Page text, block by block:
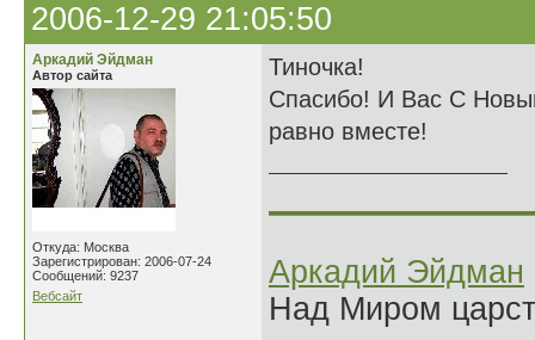
2006-12-29 21:05:50
Аркадий Эйдман
Автор сайта
Откуда: Москва
Зарегистрирован: 2006-07-24
Сообщений: 9237
Вебсайт
Тиночка!
Спасибо! И Вас С
равно вместе!
Аркадий Эйдман
Над Миром